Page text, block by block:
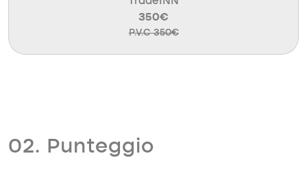
350€
P.V.C 350€
02. Punteggio